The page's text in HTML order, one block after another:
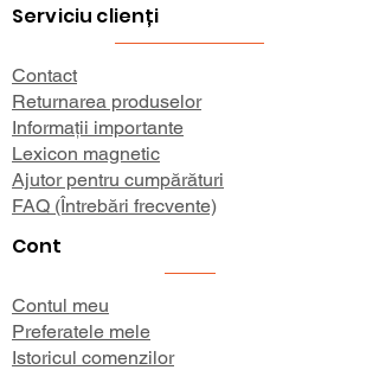
Serviciu clienți
Contact
Returnarea produselor
Informații importante
Lexicon magnetic
Ajutor pentru cumpărături
FAQ (Întrebări frecvente)
Cont
Contul meu
Preferatele mele
Istoricul comenzilor